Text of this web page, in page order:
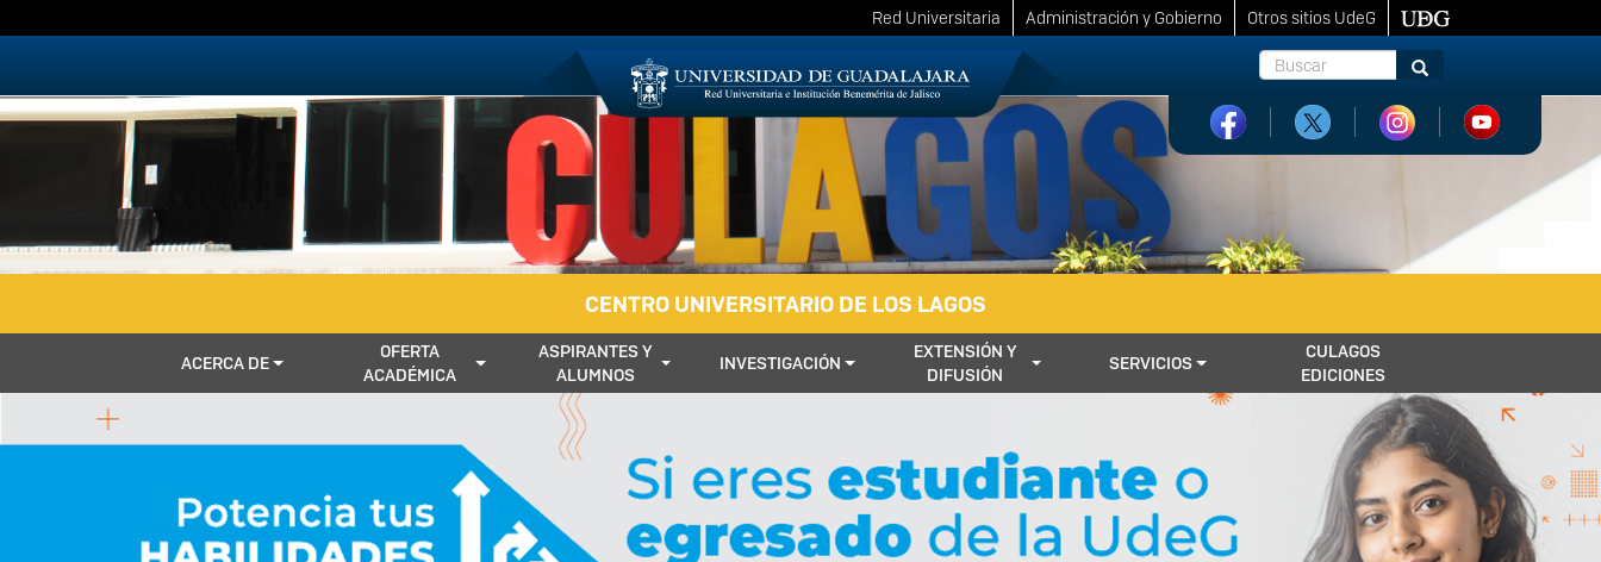
Red Universitaria Administración y Gobierno
Otros sitios UdeG
Buscar
Buscar
CENTRO UNIVERSITARIO DE LOS LAGOS
NAVEGACIÓN
PRINCIPAL
ACERCA DE
OFERTA
ACADÉMICA
ASPIRANTES Y
ALUMNOS
INVESTIGACIÓN
EXTENSIÓN Y
DIFUSIÓN
SERVICIOS
CULAGOS
EDICIONES
Next